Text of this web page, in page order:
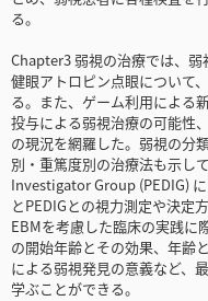
る。
Chapter3 弱視の治療では、弱
健眼アトロピン点眼について
る。また、ゲーム利用による
投与による弱視治療の可能性
の現況を網羅した。弱視の分
別・重篤度別の治療法も示し
Investigator Group (PEDIG)
とPEDIGとの視力測定や決定
EBMを考慮した臨床の実践に
の開始年齢とその効果、年齢
による弱視発見の意義など、
学ぶことができる。